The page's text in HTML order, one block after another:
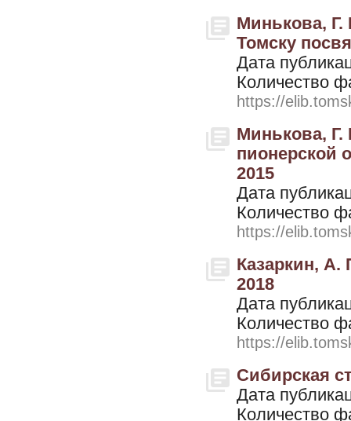
Минькова, Г.
Томску
Дата
Количество
https://
Минькова, Г.
пионерской
2015
Дата
Количество
https://
Казаркин, А.
2018
Дата
Количество
https://
Сибирская
Дата
Количество